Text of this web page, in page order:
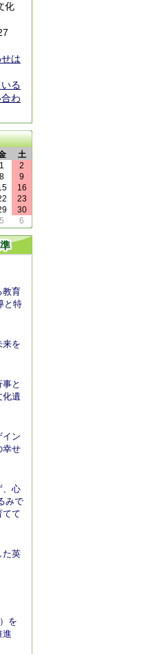
化
は
る
わ
土
1
2
8
9
16
23
30
5 6
教育
と特
来を
と
化遺
イン
幸せ
、心
みで
てて
た英
を
進